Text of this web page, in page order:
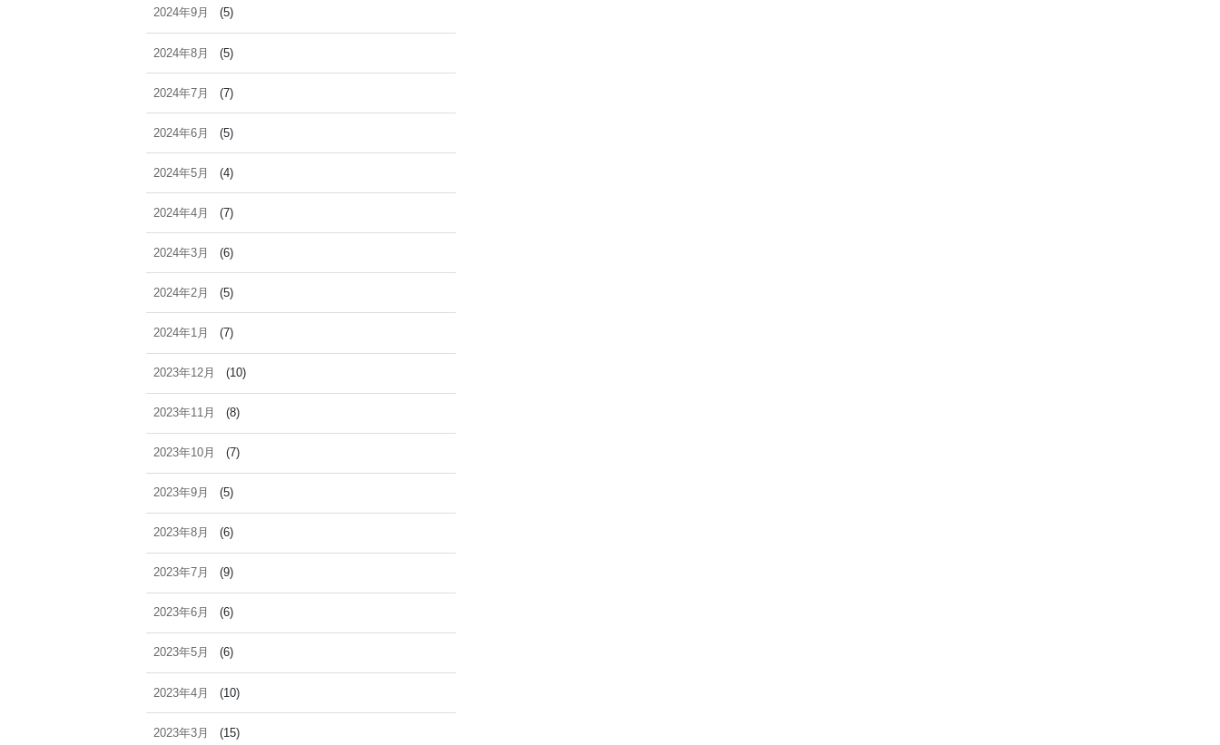
2024年9月 (5)
2024年8月 (5)
2024年7月 (7)
2024年6月 (5)
2024年5月 (4)
2024年4月 (7)
2024年3月 (6)
2024年2月 (5)
2024年1月 (7)
2023年12月 (10)
2023年11月 (8)
2023年10月 (7)
2023年9月 (5)
2023年8月 (6)
2023年7月 (9)
2023年6月 (6)
2023年5月 (6)
2023年4月 (10)
2023年3月 (15)